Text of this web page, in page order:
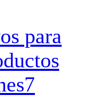
para
7